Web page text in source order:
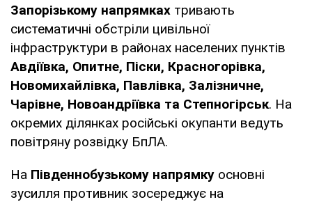
Запорізькому напрямках тривають
систематичні обстріли цивільної
інфраструктури в районах населених пунктів
Авдіївка, Опитне, Піски, Красногорівка,
Новомихайлівка, Павлівка, Залізничне,
Чарівне, Новоандріївка та Степногірськ. На
окремих ділянках російські окупанти ведуть
повітряну розвідку БпЛА.
На Південнобузькому напрямку основні
зусилля противник зосереджує на